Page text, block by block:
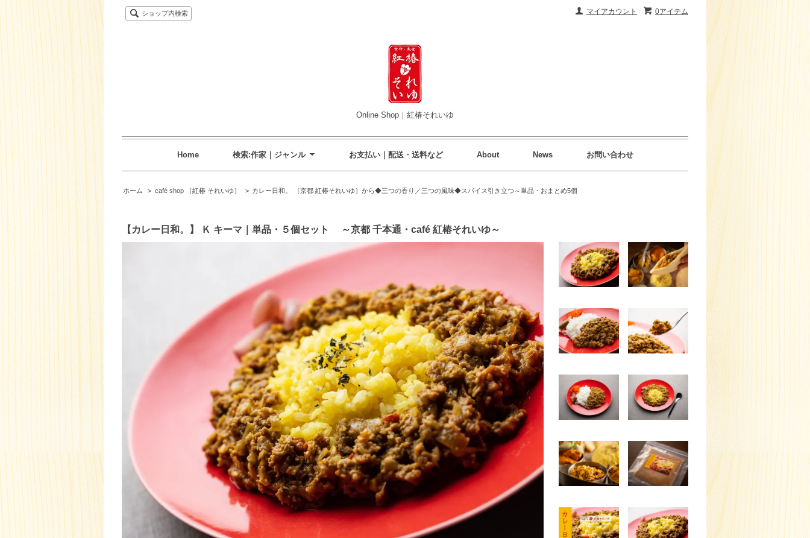
0アイテム
マイアカウント
ショップ内検索
Online Shop｜紅椿それいゆ
Home 検索:作家｜ジャンル お支払い｜配送・送料など About News お問い合わせ
ホーム > café shop ［紅椿 それいゆ］ > カレー日和。 ［京都 紅椿それいゆ］から◆三つの香り／三つの風味◆スパイス引き立つ～単品・おまとめ5個
【カレー日和。】 Ｋ キーマ｜単品・５個セット ～京都 千本通・café 紅椿それいゆ～